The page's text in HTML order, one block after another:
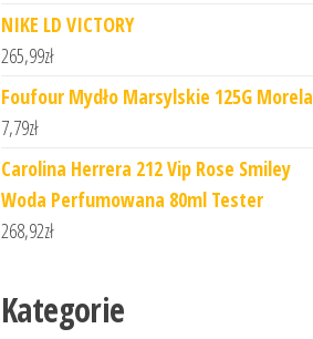
NIKE LD VICTORY
265,99zł
Foufour Mydło Marsylskie 125G Morela
7,79zł
Carolina Herrera 212 Vip Rose Smiley
Woda Perfumowana 80ml Tester
268,92zł
Kategorie